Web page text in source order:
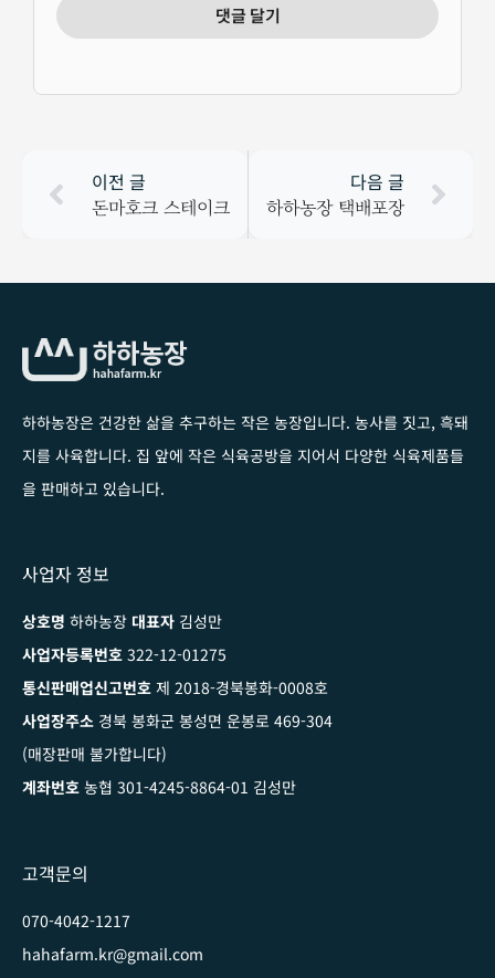
이전 글
돈마호크 스테이크
다음 글
하하농장 택배포장
하하농장은 건강한 삶을 추구하는 작은 농장입니다. 농사를 짓고, 흑돼
지를 사육합니다. 집 앞에 작은 식육공방을 지어서 다양한 식육제품들
을 판매하고 있습니다.
사업자 정보
상호명 하하농장 대표자 김성만
사업자등록번호 322-12-01275
통신판매업신고번호 제 2018-경북봉화-0008호
사업장주소 경북 봉화군 봉성면 운봉로 469-304
(매장판매 불가합니다)
계좌번호 농협 301-4245-8864-01 김성만
고객문의
070-4042-1217
hahafarm.kr@gmail.com